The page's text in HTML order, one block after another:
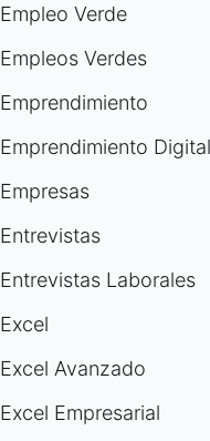
Empleo Verde
Empleos Verdes
Emprendimiento
Emprendimiento Digital
Empresas
Entrevistas
Entrevistas Laborales
Excel
Excel Avanzado
Excel Empresarial